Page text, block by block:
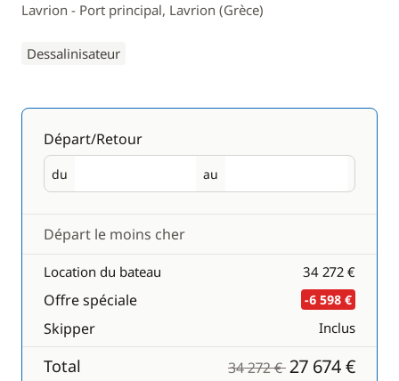
Lavrion - Port principal, Lavrion (Grèce)
Dessalinisateur
Départ/Retour
du
Départ au
Retour
Départ le moins cher
Location du bateau 34 272 €
Offre spéciale -6 598 €
Skipper Inclus
Total 34 272 €27 674 €